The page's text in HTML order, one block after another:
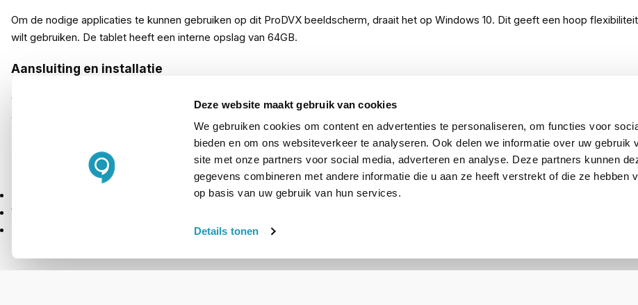
Deze website maakt gebruik van cookies
We gebruiken cookies om content en advertenties te personaliseren, om functies voor
bieden en om ons websiteverkeer te analyseren. Ook delen we informatie over uw gebruik
site met onze partners voor social media, adverteren en analyse. Deze partners kunnen
gegevens combineren met andere informatie die u aan ze heeft verstrekt of die ze hebben
op basis van uw gebruik van hun services.
Details tonen
Om de nodige applicaties te kunnen gebruiken op dit ProDVX beeldscherm, draait het op Windows 10. Dit geeft een hoop
wilt gebruiken. De tablet heeft een interne opslag van 64GB.
Aansluiting en installatie
Omdat het scherm in verschillende omgevingen gebruikt kan worden, is het ook op verschillende manieren te integreren in je
andere via de Gigabit LAN-poort ontvangen. Tevens is het scherm aan te sluiten via WiFi 5 voor een draadloos ontvangst. Verder
Inhoud verpakking
Voedingsadapter